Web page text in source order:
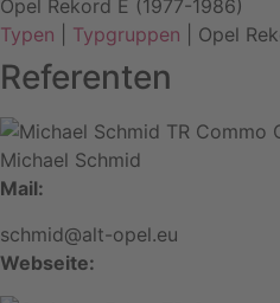
Opel Rekord E (1977-1986)
Typen
Typgruppen | Opel
Referenten
Michael Schmid
Mail:
schmid@alt-opel.eu
Webseite: